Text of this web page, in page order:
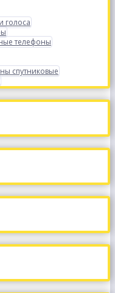
голоса
телефоны
спутниковые